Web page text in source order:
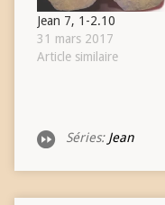
Jean 7, 1-2.10
31 mars 2017
Article similaire
Séries: Jean